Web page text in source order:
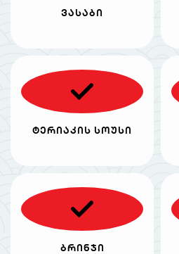
ვასაბი
ტერიაკის სოუსი
ბრინჯი